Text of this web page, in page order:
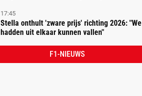
17:45
Stella onthult 'zware prijs' richting 2026: "We
hadden uit elkaar kunnen vallen"
F1-NIEUWS